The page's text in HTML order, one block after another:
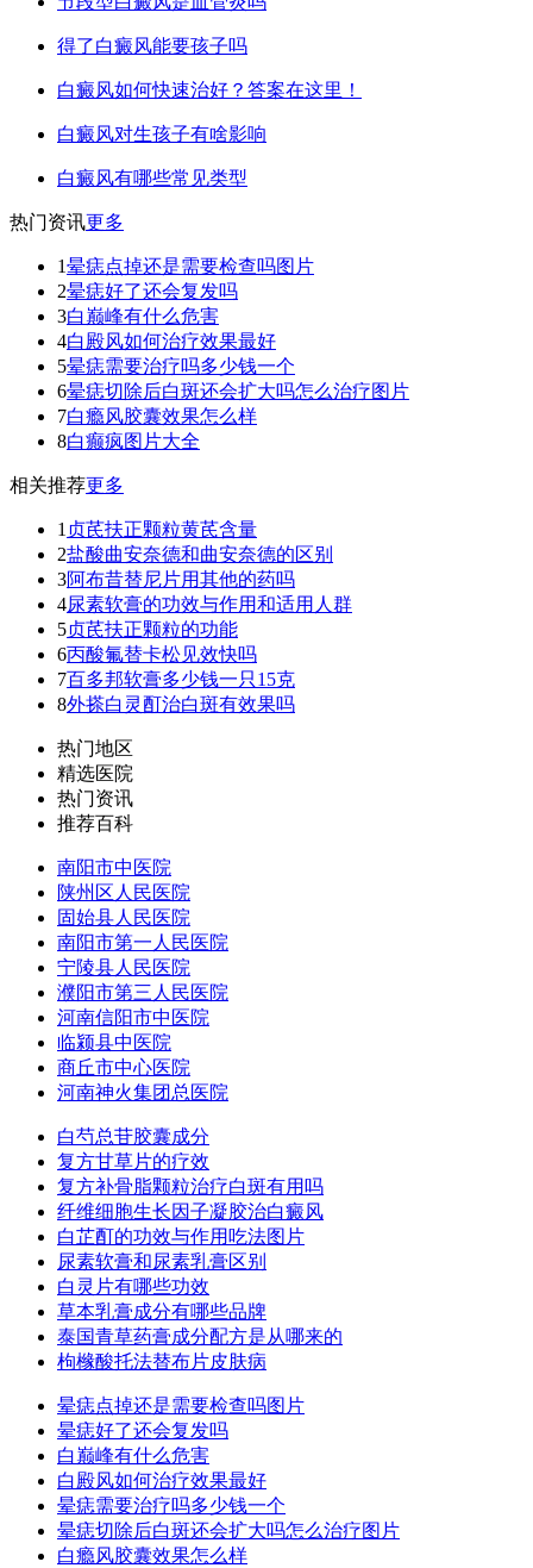
得了白癜风能要孩子吗
白癜风如何快速治好？答案在这里！
白癜风对生孩子有啥影响
白癜风有哪些常见类型
热门资讯更多
1晕痣点掉还是需要检查吗图片
2晕痣好了还会复发吗
3白巅峰有什么危害
4白殿风如何治疗效果最好
5晕痣需要治疗吗多少钱一个
6晕痣切除后白斑还会扩大吗怎么治疗图片
7白瘾风胶囊效果怎么样
8白癫疯图片大全
相关推荐更多
1 贞芪扶正颗粒黄芪含量
2盐酸曲安奈德和曲安奈德的区别
3阿布昔替尼片用其他的药吗
4尿素软膏的功效与作用和适用人群
5贞芪扶正颗粒的功能
6丙酸氟替卡松见效快吗
7百多邦软膏多少钱一只15克
8外搽白灵酊治白斑有效果吗
热门地区
精选医院
热门资讯
推荐百科
南阳市中医院
陕州区人民医院
固始县人民医院
南阳市第一人民医院
宁陵县人民医院
濮阳市第三人民医院
河南信阳市中医院
临颍县中医院
商丘市中心医院
河南神火集团总医院
白芍总苷胶囊成分
复方甘草片的疗效
复方补骨脂颗粒治疗白斑有用吗
纤维细胞生长因子凝胶治白癜风
白芷酊的功效与作用吃法图片
尿素软膏和尿素乳膏区别
白灵片有哪些功效
草本乳膏成分有哪些品牌
泰国青草药膏成分配方是从哪来的
枸橼酸托法替布片皮肤病
晕痣点掉还是需要检查吗图片
晕痣好了还会复发吗
白巅峰有什么危害
白殿风如何治疗效果最好
晕痣需要治疗吗多少钱一个
晕痣切除后白斑还会扩大吗怎么治疗图片
白瘾风胶囊效果怎么样